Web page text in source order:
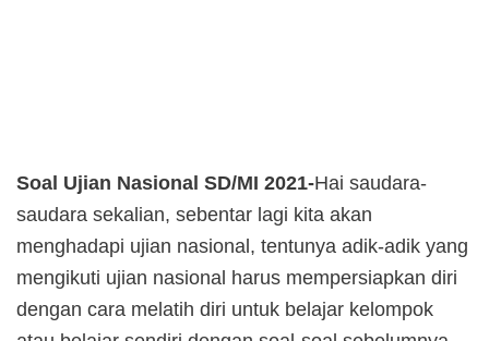
Soal Ujian Nasional SD/MI 2021-Hai saudara-
saudara sekalian, sebentar lagi kita akan
menghadapi ujian nasional, tentunya adik-adik yang
mengikuti ujian nasional harus mempersiapkan diri
dengan cara melatih diri untuk belajar kelompok